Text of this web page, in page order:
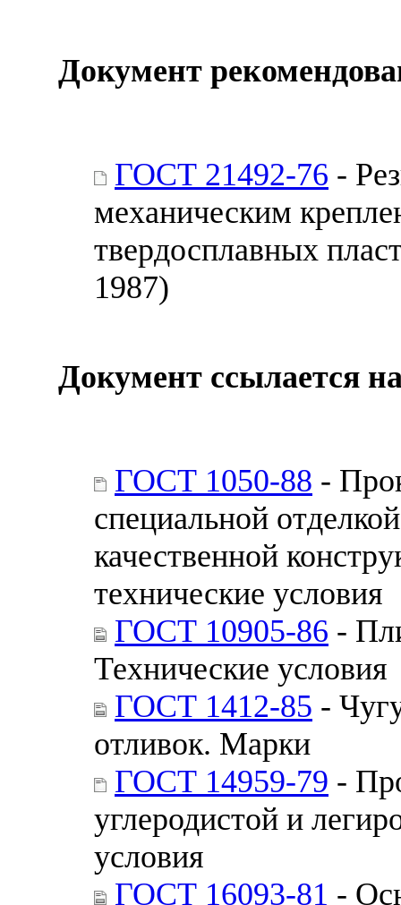
Документ
ГОСТ 21492-76 -
механическим
твердосплавных
1987)
Документ ссылается
ГОСТ 1050-88 -
специальной
качественной
технические условия
ГОСТ 10905-86 -
Технические условия
ГОСТ 1412-85 -
отливок. Марки
ГОСТ 14959-79 -
углеродистой и
условия
ГОСТ 16093-81 -